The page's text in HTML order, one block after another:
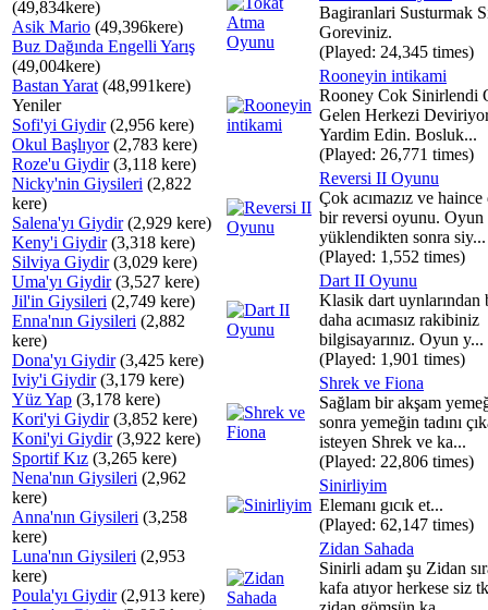
(49,834kere)
Asik Mario (49,396kere)
Buz Dağında Engelli Yarış
(49,004kere)
Bastan Yarat (48,991kere)
Yeniler
Sofi'yi Giydir(2,956 kere)
Okul Başlıyor(2,783 kere)
Roze'u Giydir(3,118 kere)
Nicky'nin Giysileri (2,822
kere)
Salena'yı Giydir(2,929 kere)
Keny'i Giydir(3,318 kere)
Silviya Giydir(3,029 kere)
Uma'yı Giydir(3,527 kere)
Jil'in Giysileri (2,749 kere)
Enna'nın Giysileri (2,882
kere)
Dona'yı Giydir(3,425 kere)
Iviy'i Giydir(3,179 kere)
Yüz Yap (3,178 kere)
Kori'yi Giydir(3,852 kere)
Koni'yi Giydir(3,922 kere)
Sportif Kız (3,265 kere)
Nena'nın Giysileri (2,962
kere)
Anna'nın Giysileri (3,258
kere)
Luna'nın Giysileri (2,953
kere)
Poula'yı Giydir(2,913 kere)
Bagiranlari Susturmak
Goreviniz.
(Played: 24,345 times)
Rooneyin intikami
Rooney Cok Sinirlendi
Gelen Herkezi
Yardim Edin. Bosluk...
(Played: 26,771 times)
Reversi II Oyunu
Çok acımazız ve
bir reversi oyunu. Oyun
yüklendikten sonra siy...
(Played: 1,552 times)
Dart II Oyunu
Klasik dart uynlarından
daha acımasız rakibiniz
bilgisayarınız. Oyun y...
(Played: 1,901 times)
Shrek ve Fiona
Sağlam bir akşam
sonra yemeğin tadını
isteyen Shrek ve ka...
(Played: 22,806 times)
Sinirliyim
Elemanı gıcık et...
(Played: 62,147 times)
Zidan Sahada
Sinirli adam şu Zidan
kafa atıyor herkese siz